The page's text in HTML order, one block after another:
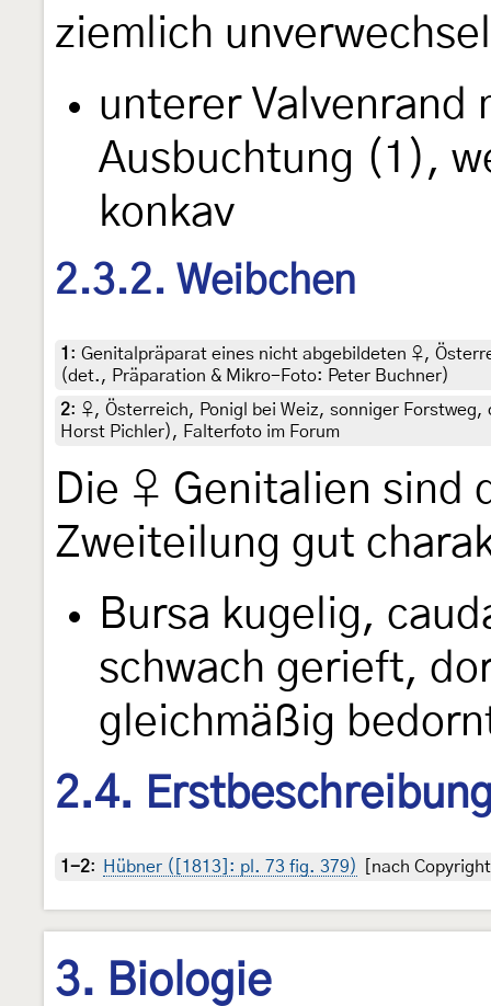
ziemlich
unterer
Ausbuchtung (1),
konkav
2.3.2. Weibchen
1 : Genitalpräparat eines nicht abgebildeten ♀,
(det., Präparation & Mikro-Foto: Peter Buchner)
2: ♀, Österreich, Ponigl bei Weiz, sonniger
Horst Pichler), Falterfoto im Forum
Die ♀ Genitalien sind
Zweiteilung gut
Bursa kugelig,
schwach gerieft,
gleichmäßig
2.4.
1-2: Hübner ([1813]: pl. 73 fig. 379) [nach
3. Biologie